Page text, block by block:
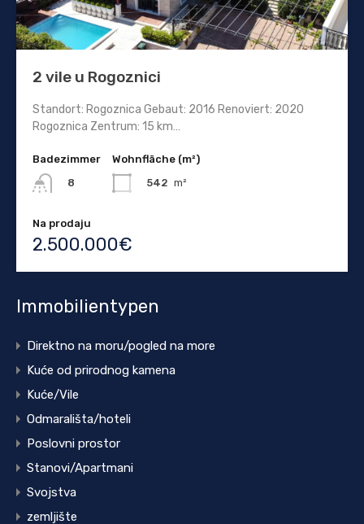
2 vile u Rogoznici
Standort: Rogoznica Gebaut: 2016 Renoviert: 2020
Rogoznica Zentrum: 15 km…
Badezimmer
8
Wohnfläche (m²)
542 m²
Na prodaju
2.500.000€
Immobilientypen
Direktno na moru/pogled na more
Kuće od prirodnog kamena
Kuće/Vile
Odmarališta/hoteli
Poslovni prostor
Stanovi/Apartmani
Svojstva
zemljište